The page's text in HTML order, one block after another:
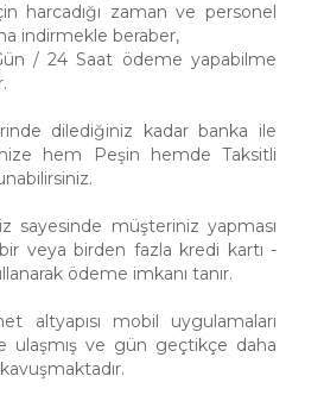
harcadığı zaman ve personel
indirmekle beraber,
/ 24 Saat ödeme yapabilme
dilediğiniz kadar banka ile
hem Peşin hemde Taksitli
sayesinde müşteriniz yapması
veya birden fazla kredi kartı -
ödeme imkanı tanır.
altyapısı mobil uygulamaları
ulaşmış ve gün geçtikçe daha